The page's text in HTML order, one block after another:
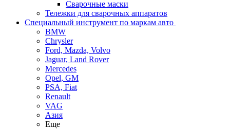
Сварочные маски
Тележки для сварочных аппаратов
Специальный инструмент по маркам авто
BMW
Chrysler
Ford, Mazda, Volvo
Jaguar, Land Rover
Mercedes
Opel, GM
PSA, Fiat
Renault
VAG
Азия
Еще